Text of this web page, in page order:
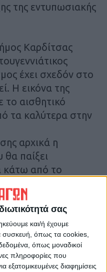
σας
και/ή έχουμε
συσκευή, όπως τα cookies,
όπως μοναδικοί
πληροφορίες που
διαφημίσεις
της εντυπωσιακής
Καρδίτσας
έχει σχεδόν στο
Η εικόνα της
το αισθητικό
τα καλύτερα στην
αρχικά η
παίξει
κάτω από το
θα δώσει το
ενώ θα
εορταστικό
Αι Βασίλης θα
διασκεδάσει τους